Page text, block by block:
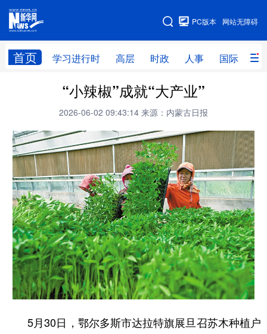
网站无障碍
PC版本
首页 学习进行时 高层 时政 人事 国际 财
网站地图
高层 时政
财经 网评
台湾 思客智库 全球连线 教育
科技 科创 量子 体育
文化 书画 健康 军事
访谈 视频 图片 政务
法律 中央文件 金融 汽车
食品 人居 信息化 数字经济
学术中国 乡村振兴 银龄 溯源中国
旅游 能源 会展
“小辣椒”成就“大产业”
2026-06-02 09:43:14 来源：内蒙古日报
5月30日，鄂尔多斯市达拉特旗展旦召苏木种植户